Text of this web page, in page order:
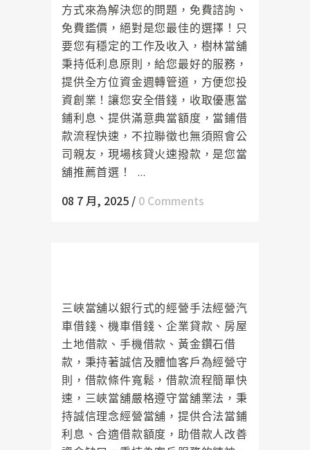
方式來為解決您的問題，免費諮詢、
免費鑑價，絕對是您最佳的選擇！只
要您有穩定的工作及收入，樹林當舖
秉持低利息原則，給您最好的服務，
提供全方位資金週轉管道，方便您投
資創業！讓您安全借錢，收取優惠當
鋪利息、提供滿意典當額度，當鋪借
款流程快速，不拉聯徵也無須照會公
司親友，現場核貸火速撥款，是您當
舖推薦首選！ ...
08 7 月, 2025 / 0 Comments
三峽當舖以銀行式的經營手法經營汽
車借錢、機車借錢、企業貸款、房屋
土地借款、手機借款、黃金鑽石借
款，秉持著誠信及體恤客戶為經營守
則，借款條件寬鬆，借款流程簡單快
速，三峽當舖嚴格遵守當舖業法，秉
持誠信理念經營當舖，提供合法當鋪
利息、合適借款額度，助借款人改善